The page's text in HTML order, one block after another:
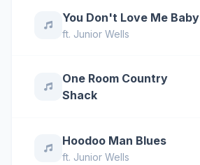
You Don't Love Me Baby
ft. Junior Wells
One Room Country
Shack
Hoodoo Man Blues
ft. Junior Wells